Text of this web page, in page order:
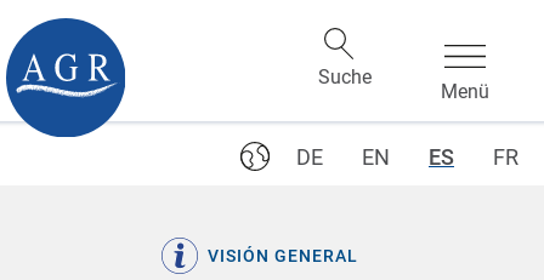
DE EN ES FR
VISIÓN GENERAL